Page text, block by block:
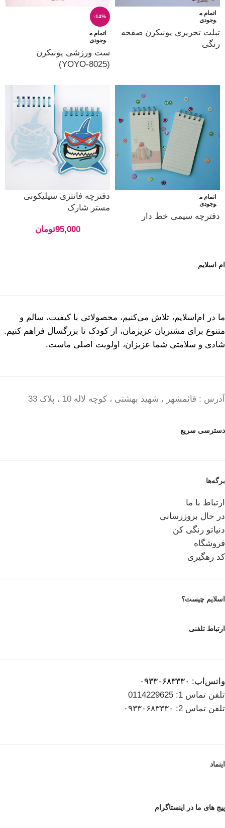
اتمام م
وجودی
تبلت تحریری یونیکرن صفحه
رنگی
-14%
اتمام م
وجودی
ست ورزشی یونیکرن
(YOYO-8025)
اتمام م
وجودی
دفترچه سیمی خط دار
دفترچه فانتزی سیلیکونی
مستر شارک
95,000تومان
ام اسلایم
ما در ام‌اسلایم، تلاش می‌کنیم، محصولاتی با کیفیت، سالم و
متنوع برای مشتریان عزیزمان، از کودک تا بزرگسال فراهم کنیم.
شادی و سلامتی شما عزیزان، اولویت اصلی ماست.
آدرس : قائمشهر ، شهید بهشتی ، کوچه لاله 10 ، پلاک 33
دسترسی سریع
برگه‌ها
ارتباط با ما
در حال بروزرسانی
دنیاتو رنگی کن
فروشگاه
کد رهگیری
اسلایم چیست؟
ارتباط تلفنی
واتس‌اپ: ۰۹۳۳۰۶۸۳۳۳۰
تلفن تماس 1: 0114229625
تلفن تماس 2: ۰۹۳۳۰۶۸۳۳۳۰
اینماد
پیج های ما در اینستاگرام